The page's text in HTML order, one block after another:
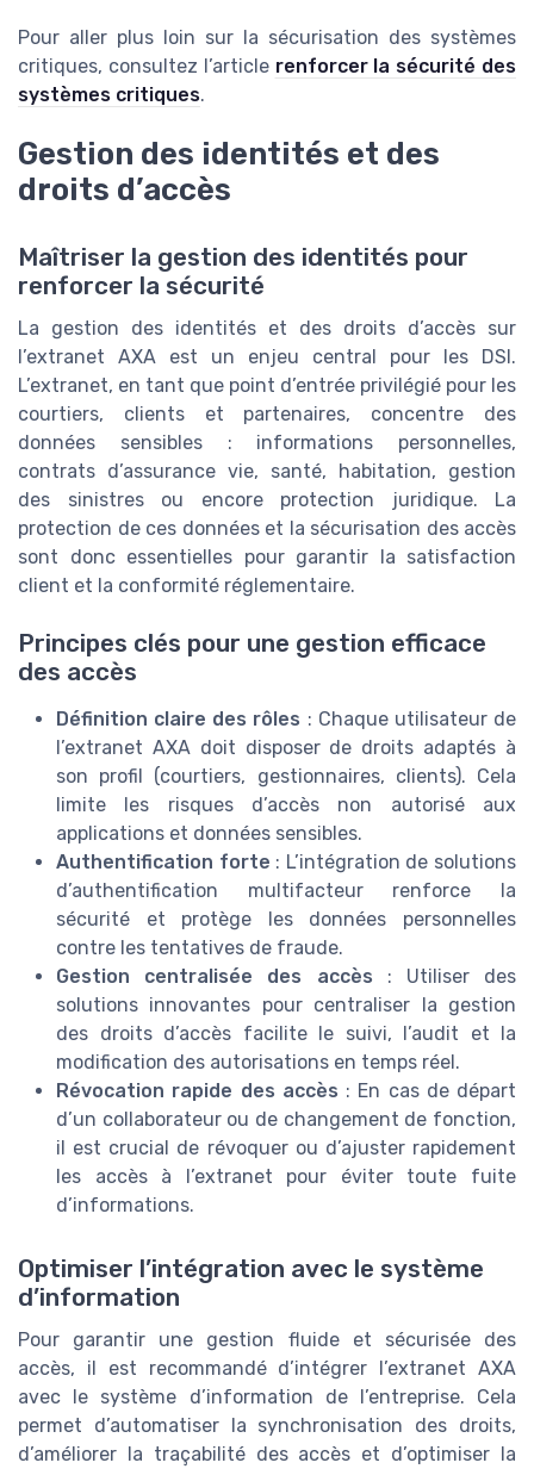
Pour aller plus loin sur la sécurisation des systèmes
critiques, consultez l’article renforcer la sécurité des
systèmes critiques.
Gestion des identités et des
droits d’accès
Maîtriser la gestion des identités pour
renforcer la sécurité
La gestion des identités et des droits d’accès sur
l’extranet AXA est un enjeu central pour les DSI.
L’extranet, en tant que point d’entrée privilégié pour les
courtiers, clients et partenaires, concentre des
données sensibles : informations personnelles,
contrats d’assurance vie, santé, habitation, gestion
des sinistres ou encore protection juridique. La
protection de ces données et la sécurisation des accès
sont donc essentielles pour garantir la satisfaction
client et la conformité réglementaire.
Principes clés pour une gestion efficace
des accès
Définition claire des rôles : Chaque utilisateur de
l’extranet AXA doit disposer de droits adaptés à
son profil (courtiers, gestionnaires, clients). Cela
limite les risques d’accès non autorisé aux
applications et données sensibles.
Authentification forte : L’intégration de solutions
d’authentification multifacteur renforce la
sécurité et protège les données personnelles
contre les tentatives de fraude.
Gestion centralisée des accès : Utiliser des
solutions innovantes pour centraliser la gestion
des droits d’accès facilite le suivi, l’audit et la
modification des autorisations en temps réel.
Révocation rapide des accès : En cas de départ
d’un collaborateur ou de changement de fonction,
il est crucial de révoquer ou d’ajuster rapidement
les accès à l’extranet pour éviter toute fuite
d’informations.
Optimiser l’intégration avec le système
d’information
Pour garantir une gestion fluide et sécurisée des
accès, il est recommandé d’intégrer l’extranet AXA
avec le système d’information de l’entreprise. Cela
permet d’automatiser la synchronisation des droits,
d’améliorer la traçabilité des accès et d’optimiser la